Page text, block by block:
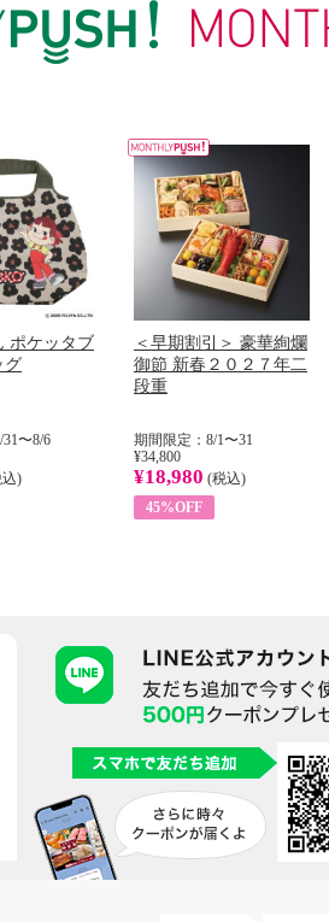
ポケッタブ
グ
〜8/6
)
＜早期割引＞ 豪華絢爛
御節 新春２０２７年二
段重
期間限定：8/1〜31
¥34,800
¥18,980 (税込)
45%OFF